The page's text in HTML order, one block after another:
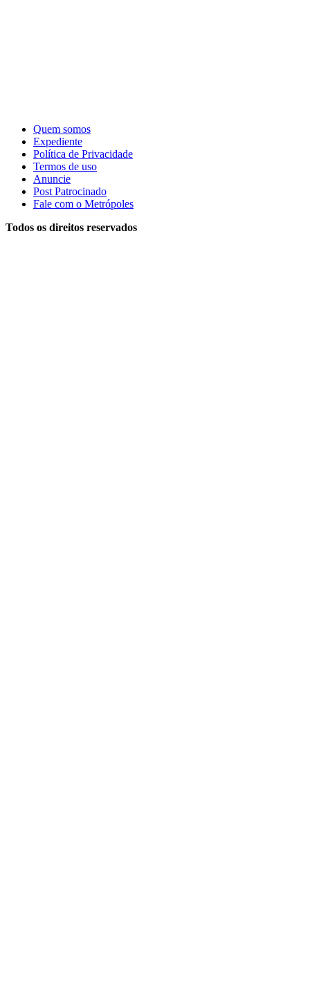
Quem somos
Expediente
Política de Privacidade
Termos de uso
Anuncie
Post Patrocinado
Fale com o Metrópoles
Todos os direitos reservados